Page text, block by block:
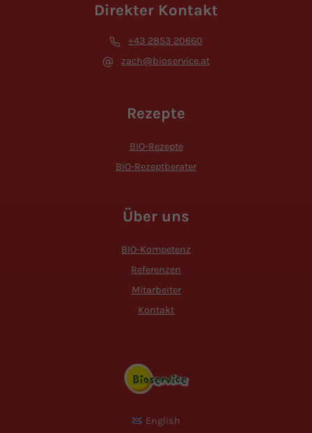
Direkter Kontakt
+43 2853 20660
zach@bioservice.at
Rezepte
BIO-Rezepte
BIO-Rezeptberater
Über uns
BIO-Kompetenz
Referenzen
Mitarbeiter
Kontakt
English